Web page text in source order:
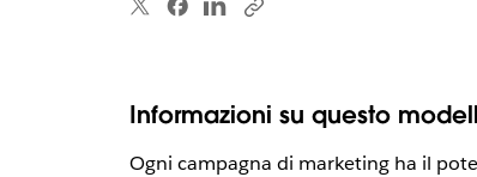
Informazioni su questo
Ogni campagna di marketing ha il